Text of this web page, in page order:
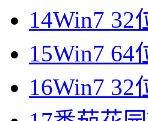
14Win7 32
15Win7 64
16Win7 32